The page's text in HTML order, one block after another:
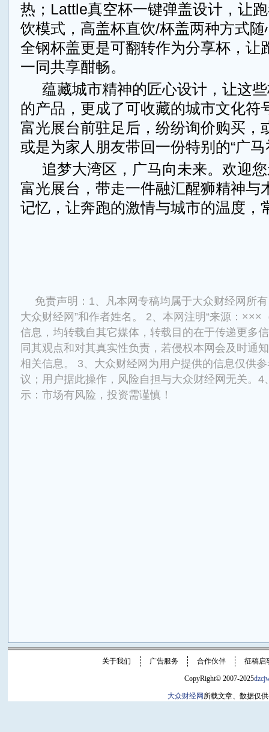
热；Lattle真空杯一键弹盖设计，让
饮模式，高盖杯直饮/杯盖两种方式
全钢杯盖更是可翻转作为分享杯，让
一同共享酣畅。
蕴藏城市精神的匠心设计，让这
的产品，更成了可收藏的城市文化符
富光展台前驻足后，纷纷询价购买，
或是为家人朋友带回一份特别的“广马
追梦大湾区，广马向未来。欢迎
富光展台，带走一件融汇醒狮精神与
记忆，让奔跑的激情与城市的温度，
免责声明：1、凡本网专稿均属于大众财经网所
大众财经网”和作者姓名。 2、本网注明“来源：×××
信息，均转载自其它媒体，转载目的在于传递更多
同其观点和对其真实性负责，若侵权本网会及时通
相关信息。 3、大众财经网为用户提供的信息仅供
议；用户据此操作，风险自担与大众财经网无关。4
示：市场有风险，投资需谨慎！
关于我们 广告服务 合作伙伴 征稿启
CopyRight© 2007-2025
大众财经网 所载文章、数据仅